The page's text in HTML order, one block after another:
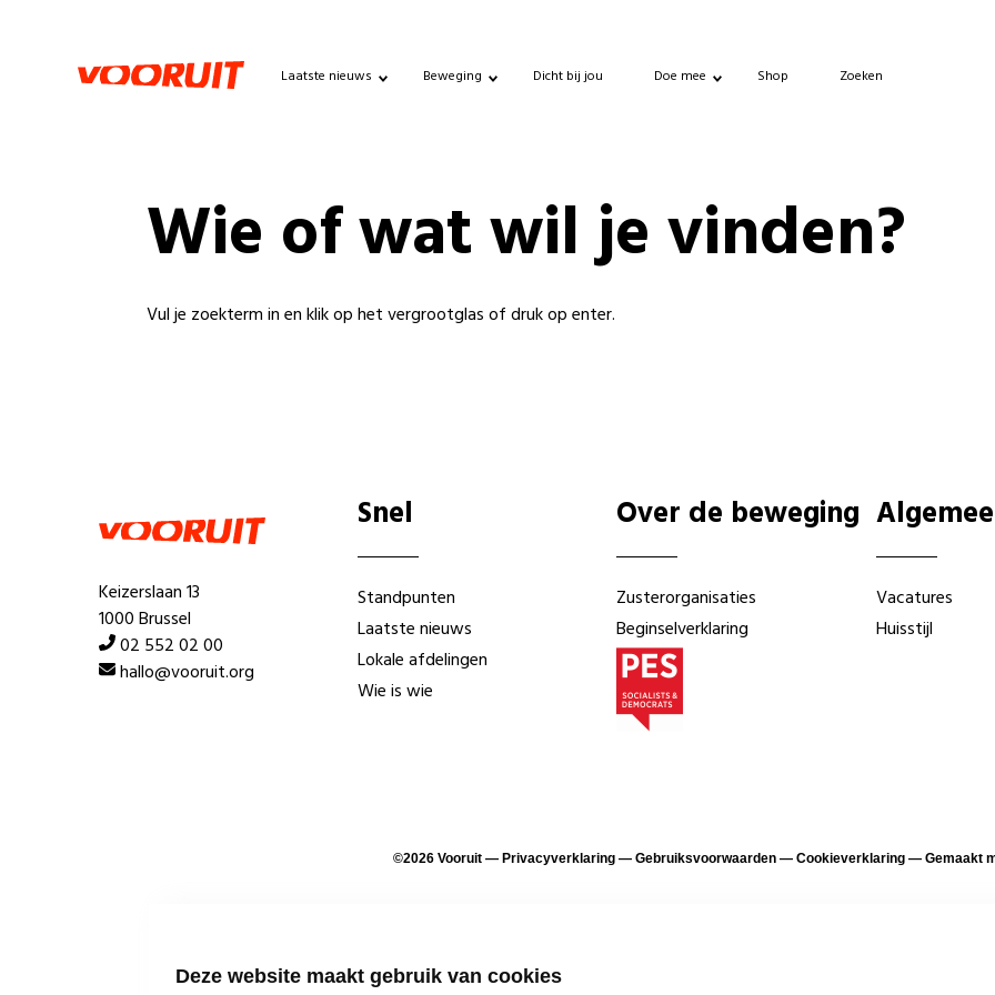
Deze website maakt gebruik van cookies
Laatste nieuws Beweging Dicht bij jou Doe mee Shop Zoeken
Wie of wat wil je vinden?
Vul je zoekterm in en klik op het vergrootglas of druk op enter.
Keizerslaan 13
1000 Brussel
02 552 02 00
hallo@vooruit.org
Snel
Standpunten
Laatste nieuws
Lokale afdelingen
Wie is wie
Over de beweging
Zusterorganisaties
Beginselverklaring
Vacatures
Huisstijl
©2026Vooruit — Privacyverklaring— Gebruiksvoorwaarden— Cookieverklaring— Gemaakt